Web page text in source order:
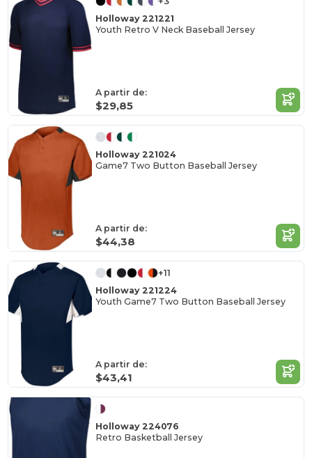
Holloway 221221
Youth Retro V Neck Baseball Jersey
A partir de:
$29,85
Holloway 221024
Game7 Two Button Baseball Jersey
A partir de:
$44,38
+11
Holloway 221224
Youth Game7 Two Button Baseball Jersey
A partir de:
$43,41
Holloway 224076
Retro Basketball Jersey